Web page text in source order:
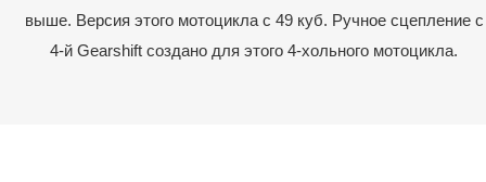
выше. Версия этого мотоцикла с 49 куб. Ручное сцепление с
4-й Gearshift создано для этого 4-хольного мотоцикла.